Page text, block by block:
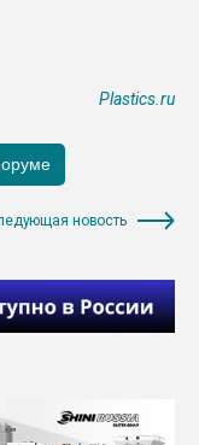
Plastics.ru
новость